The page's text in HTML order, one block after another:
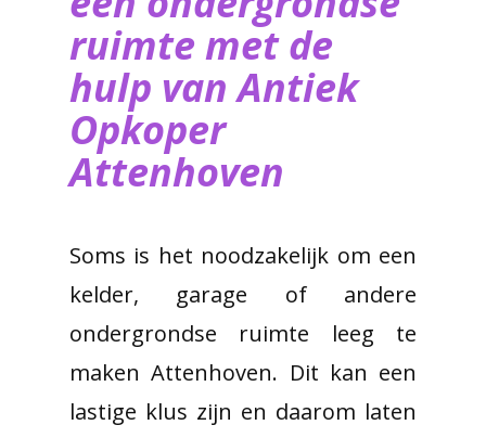
ruimte met de
hulp van ​Antiek
Opkoper
Attenhoven
Soms is het noodzakelijk om een
kelder, garage of andere
ondergrondse ruimte leeg te
maken Attenhoven. Dit kan een
lastige klus zijn en daarom laten